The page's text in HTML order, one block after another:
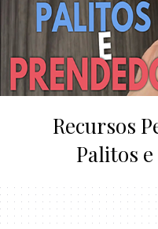
Recursos
Palitos